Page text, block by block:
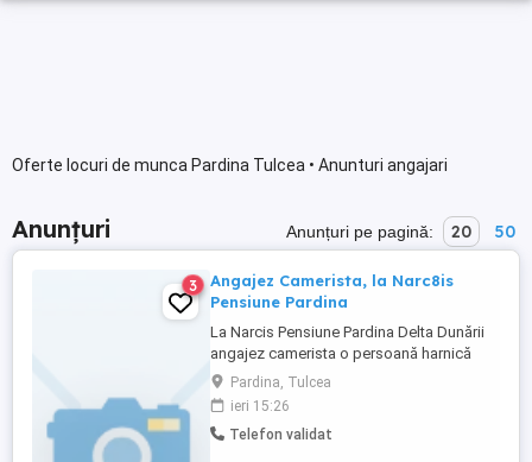
Oferte locuri de munca Pardina Tulcea • Anunturi angajari
Anunțuri Anunțuri pe pagină: 20 50
3
Angajez Camerista, la Narc8is
Pensiune Pardina
La Narcis Pensiune Pardina Delta Dunării
angajez camerista o persoană harnică
ofer cazare, masă gratuit ,salariu
Pardina, Tulcea
ieri 15:26
Telefon validat